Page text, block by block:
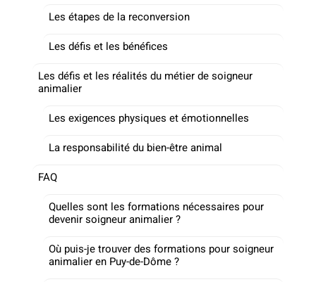
Les étapes de la reconversion
Les défis et les bénéfices
Les défis et les réalités du métier de soigneur
animalier
Les exigences physiques et émotionnelles
La responsabilité du bien-être animal
FAQ
Quelles sont les formations nécessaires pour
devenir soigneur animalier ?
Où puis-je trouver des formations pour soigneur
animalier en Puy-de-Dôme ?